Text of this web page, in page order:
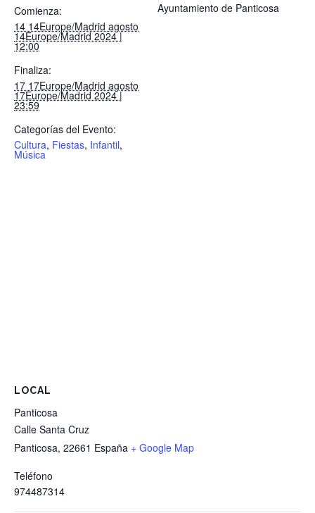
Comienza:
14 14Europe/Madrid agosto
14Europe/Madrid 2024 |
12:00
Finaliza:
17 17Europe/Madrid agosto
17Europe/Madrid 2024 |
23:59
Categorías del Evento:
Cultura, Fiestas, Infantil,
Música
Ayuntamiento de Panticosa
LOCAL
Panticosa
Calle Santa Cruz
Panticosa, 22661 España + Google Map
Teléfono
974487314